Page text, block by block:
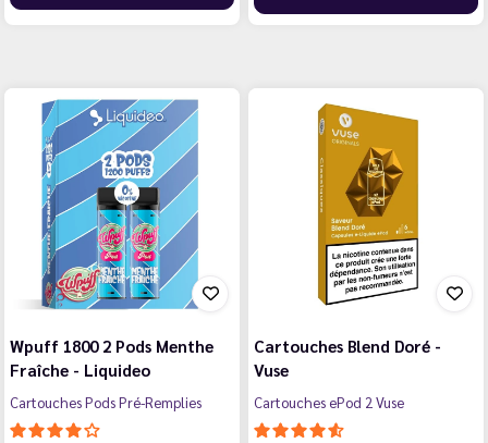
Wpuff 1800 2 Pods Menthe
Fraîche - Liquideo
Cartouches Pods Pré-Remplies
Cartouches Blend Doré -
Vuse
Cartouches ePod 2 Vuse